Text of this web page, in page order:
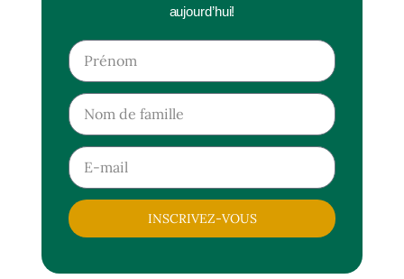
aujourd’hui!
INSCRIVEZ-VOUS